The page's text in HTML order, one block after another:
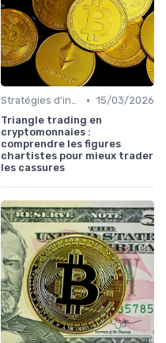
Stratégies d'investissement • 15/03/2026
Triangle trading en
cryptomonnaies :
comprendre les figures
chartistes pour mieux trader
les cassures